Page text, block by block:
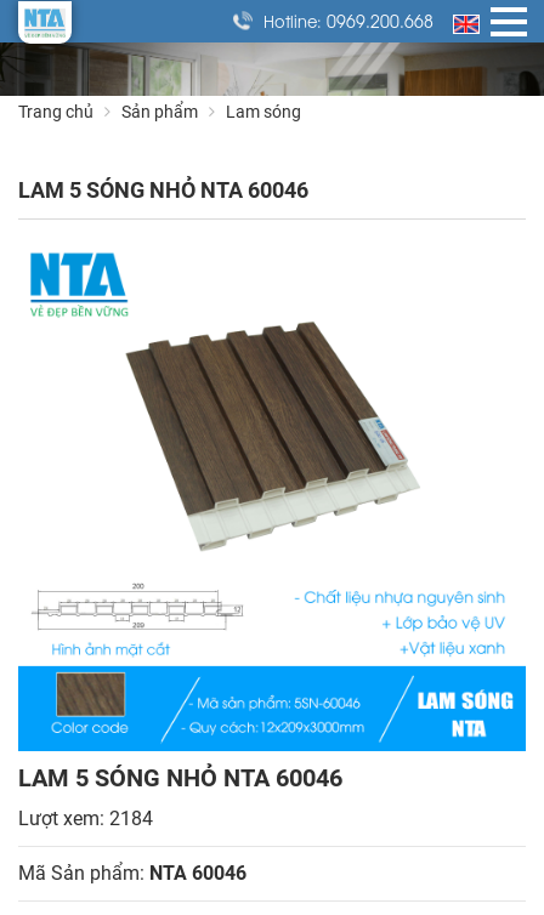
Hotline: 0969.200.668
Trang chủ Sản phẩm Lam sóng
LAM 5 SÓNG NHỎ NTA 60046
LAM 5 SÓNG NHỎ NTA 60046
Lượt xem: 2184
Mã Sản phẩm: NTA 60046